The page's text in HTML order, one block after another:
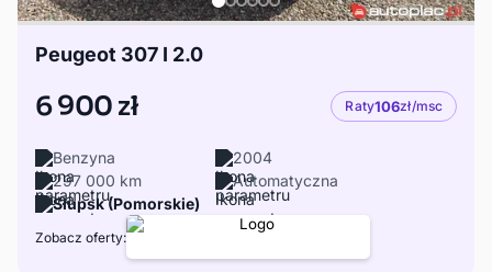
Peugeot 307 I 2.0
6 900 zł Raty106zł/msc
Benzyna
2004
297 000 km
Automatyczna
Słupsk (Pomorskie)
Zobacz oferty: